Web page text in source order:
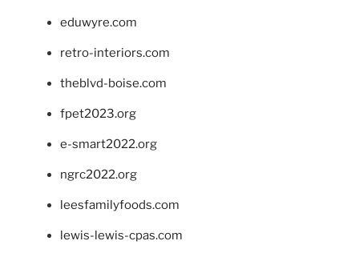
eduwyre.com
retro-interiors.com
theblvd-boise.com
fpet2023.org
e-smart2022.org
ngrc2022.org
leesfamilyfoods.com
lewis-lewis-cpas.com